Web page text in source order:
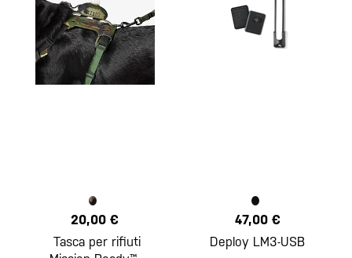
20,00 €
Tasca per rifiuti
47,00 €
Deploy LM3-USB